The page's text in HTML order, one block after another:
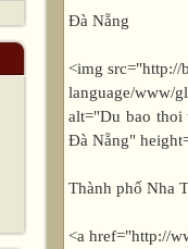
Đà Nẵng
<img src="http://
language/www/
alt="Du bao thoi
Đà Nẵng"
Thành phố Nha
<a href="http://